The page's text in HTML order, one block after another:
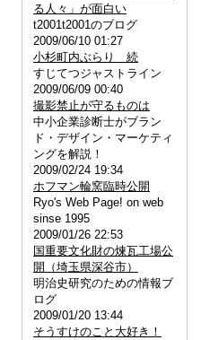
る人々」が面白い
t2001t2001のブログ
2009/06/10 01:27
小杉町内ぶらり 続
すじてつジャストライン
2009/06/09 00:40
撮影禁止が守るものは
中小企業診断士がブラン
ド・デザイン・マーケティ
ングを解説！
2009/02/24 19:34
ホフマン輪窯臨時公開
Ryo's Web Page! on web
sinse 1995
2009/01/26 22:53
国重要文化財の煉瓦工場公
開（埼玉県深谷市）
明治史研究のための情報ブ
ログ
2009/01/20 13:44
そうすけのこと大好き！